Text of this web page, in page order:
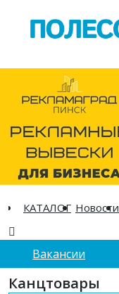
КАТАЛОГ Новости
Вакансии
Канцтовары